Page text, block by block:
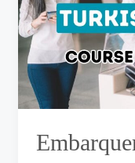
en
turc :
votre
manuel
complet
pour
vous
à